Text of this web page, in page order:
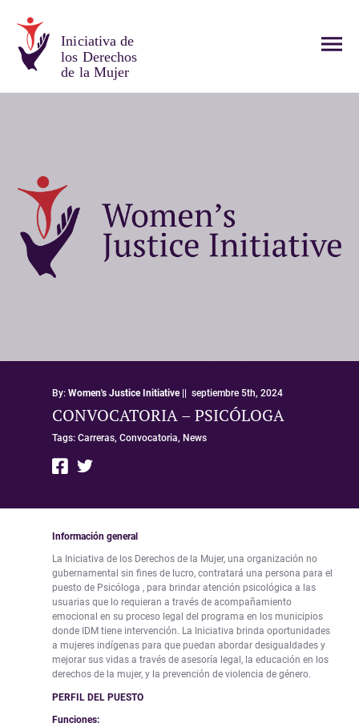
Iniciativa de
los Derechos
de la Mujer
By: Women's Justice Initiative|| septiembre 5th, 2024
CONVOCATORIA – PSICÓLOGA
Tags: Carreras, Convocatoria, News
Información general
La Iniciativa de los Derechos de la Mujer, una organización no
gubernamental sin fines de lucro, contratará una persona para el
puesto de Psicóloga , para brindar atención psicológica a las
usuarias que lo requieran a través de acompañamiento
emocional en su proceso legal del programa en los municipios
donde IDM tiene intervención. La Iniciativa brinda oportunidades
a mujeres indígenas para que puedan abordar desigualdades y
mejorar sus vidas a través de asesoría legal, la educación en los
derechos de la mujer, y la prevención de violencia de género.
PERFIL DEL PUESTO
Funciones: